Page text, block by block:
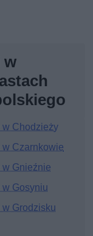
w
Chodzieży
Czarnkowie
Gnieźnie
Gosyniu
Grodzisku